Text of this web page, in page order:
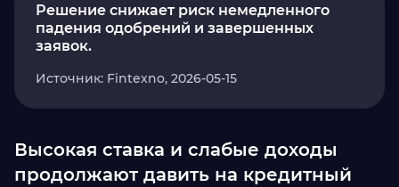
Решение снижает риск немедленного
падения одобрений и завершенных
заявок.
Источник: Fintexno, 2026-05-15
Высокая ставка и слабые доходы
продолжают давить на кредитный